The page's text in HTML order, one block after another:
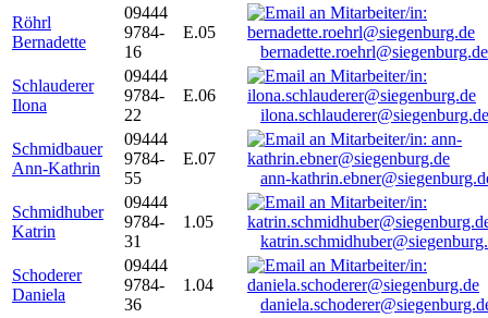
Röhrl
Bernadette
09444
9784-
16
E.05
bernadette.roehrl@siegenburg.de
Schlauderer
Ilona
09444
9784-
22
E.06
ilona.schlauderer@siegenburg.de
Schmidbauer
Ann-Kathrin
09444
9784-
55
E.07
ann-
Schmidhuber
Katrin
09444
9784-
31
1.05
Schoderer
Daniela
09444
9784-
36
1.04